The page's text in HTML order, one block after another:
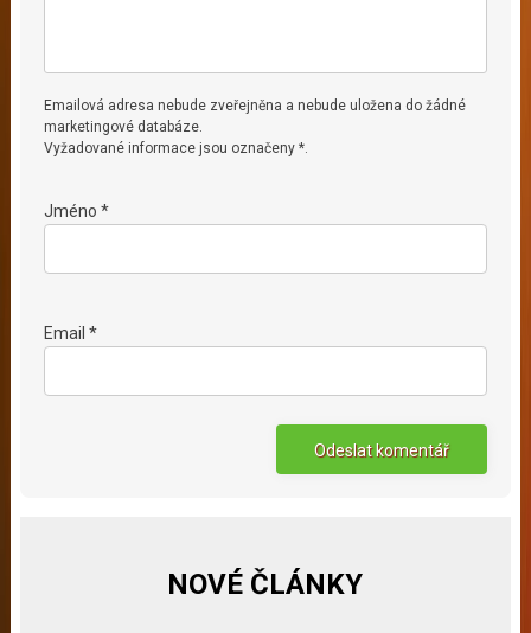
Emailová adresa nebude zveřejněna a nebude uložena do žádné
marketingové databáze.
Vyžadované informace jsou označeny *.
Jméno *
Email *
NOVÉ ČLÁNKY